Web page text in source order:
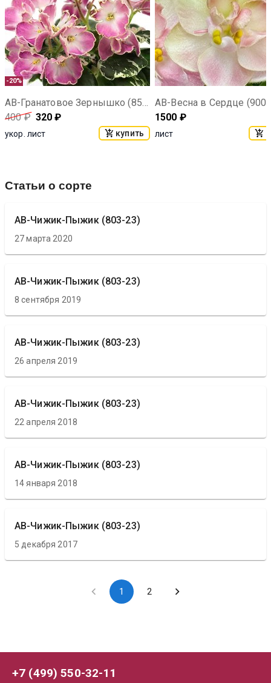
-20%
АВ-Гранатовое Зернышко (858-52)
400₽ 320 ₽
укор. лист купить
АВ-Весна в Сердце
1500 ₽
лист
Статьи о сорте
АВ-Чижик-Пыжик (803-23)
27 марта 2020
АВ-Чижик-Пыжик (803-23)
8 сентября 2019
АВ-Чижик-Пыжик (803-23)
26 апреля 2019
АВ-Чижик-Пыжик (803-23)
22 апреля 2018
АВ-Чижик-Пыжик (803-23)
14 января 2018
АВ-Чижик-Пыжик (803-23)
5 декабря 2017
1 2
+7 (499) 550-32-11